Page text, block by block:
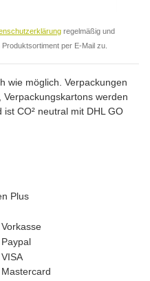
regelmäßig und
per E-Mail zu.
wie möglich. Verpackungen
werden
CO² neutral mit DHL GO